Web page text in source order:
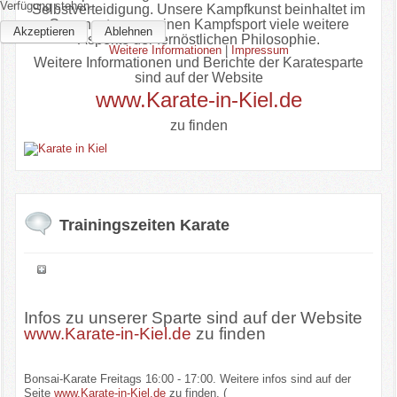
Selbstverteidigung. Unsere Kampfkunst beinhaltet im
Gegensatz zum reinen Kampfsport viele weitere
Aspekte der fernöstlichen Philosophie.
Weitere Informationen und Berichte der Karatesparte
sind auf der Website
www.Karate-in-Kiel.de
zu finden
Trainingszeiten Karate
Infos zu unserer Sparte sind auf der Website
www.Karate-in-Kiel.de zu finden
Bonsai-Karate Freitags 16:00 - 17:00. Weitere infos sind auf der
Seite www.Karate-in-Kiel.dezu finden. (
Verfügung stehen.
Akzeptieren
Ablehnen
Weitere Informationen| Impressum